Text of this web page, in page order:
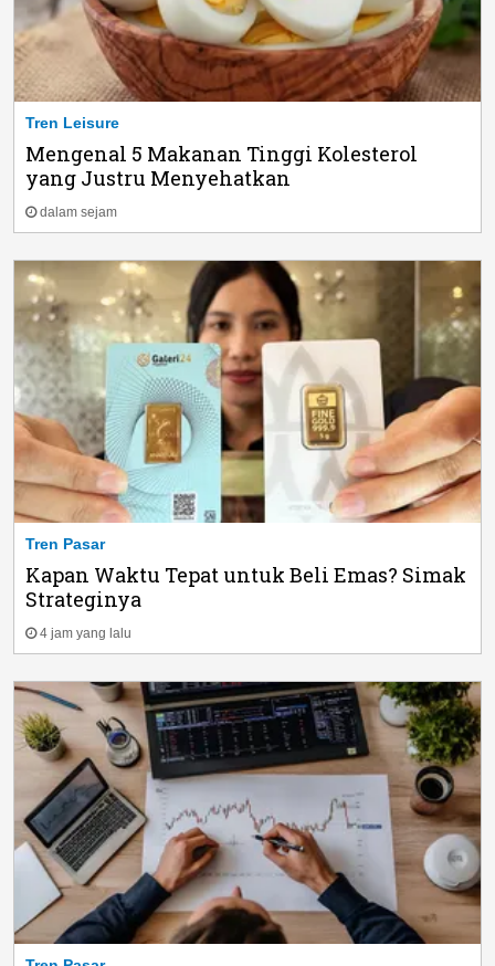
Tren Leisure
Mengenal 5 Makanan Tinggi Kolesterol
yang Justru Menyehatkan
dalam sejam
Tren Pasar
Kapan Waktu Tepat untuk Beli Emas? Simak
Strateginya
4 jam yang lalu